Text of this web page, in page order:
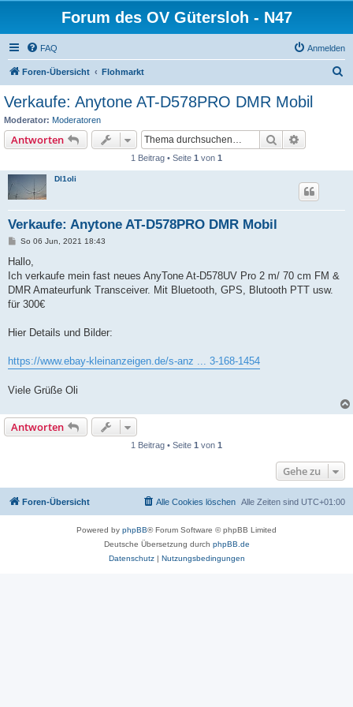
Forum des OV Gütersloh - N47
FAQ Anmelden
Foren-Übersicht Flohmarkt
Verkaufe: Anytone AT-D578PRO DMR Mobil
Moderator: Moderatoren
Antworten Suche
1 Beitrag • Seite 1 von 1
Dl1oli
Verkaufe: Anytone AT-D578PRO DMR Mobil
B
i
r
a
So 06 Jun, 2021 18:43
Hallo,
Ich verkaufe mein fast neues AnyTone At-D578UV Pro 2 m/ 70 cm FM &
DMR Amateurfunk Transceiver. Mit Bluetooth, GPS, Blutooth PTT usw.
für 300€
Hier Details und Bilder:
https://www.ebay-kleinanzeigen.de/s-anz ... 3-168-1454
Viele Grüße Oli
Antworten
1 Beitrag • Seite 1 von 1
Gehe zu
Foren-Übersicht Alle Zeiten sind UTC+01:00
Alle Cookies löschen
Powered by phpBB® Forum Software © phpBB Limited
Deutsche Übersetzung durch phpBB.de
Datenschutz| Nutzungsbedingungen